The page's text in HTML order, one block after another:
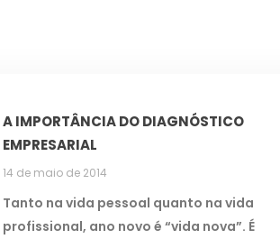
A IMPORTÂNCIA DO DIAGNÓSTICO
EMPRESARIAL
14 de maio de 2014
Tanto na vida pessoal quanto na vida
profissional, ano novo é “vida nova”. É